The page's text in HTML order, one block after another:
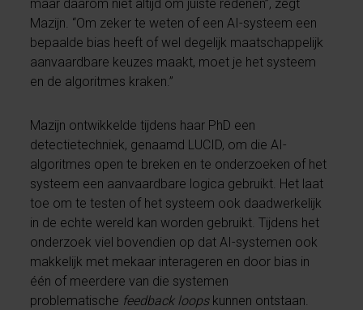
maar daarom niet altijd om juiste redenen”, zegt
Mazijn. “Om zeker te weten of een AI-systeem een
bepaalde bias heeft of wel degelijk maatschappelijk
aanvaardbare keuzes maakt, moet je het systeem
en de algoritmes kraken.”
Mazijn ontwikkelde tijdens haar PhD een
detectietechniek, genaamd LUCID, om die AI-
algoritmes open te breken en te onderzoeken of het
systeem een aanvaardbare logica gebruikt. Het laat
toe om te testen of het systeem ook daadwerkelijk
in de echte wereld kan worden gebruikt. Tijdens het
onderzoek viel bovendien op dat AI-systemen ook
makkelijk met mekaar interageren en door bias in
één of meerdere van die systemen
problematische feedback loopskunnen ontstaan.